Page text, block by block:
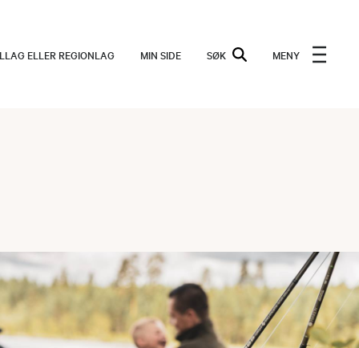
ELLER REGIONLAG MIN SIDE SØK MENY